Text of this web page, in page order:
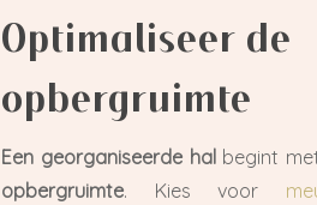
Optimaliseer de
opbergruimte
Een georganiseerde halbegint
opbergruimte. Kies voor